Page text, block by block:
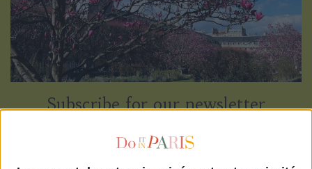
Subscribe for our newsletter